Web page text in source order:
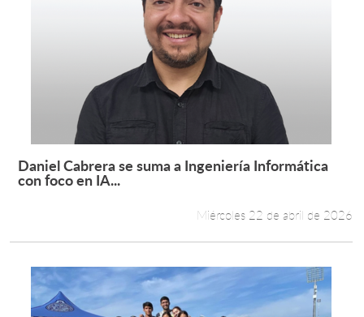
Leer más +
Daniel Cabrera se suma a Ingeniería Informática
con foco en IA...
Miércoles 22 de abril de 2026